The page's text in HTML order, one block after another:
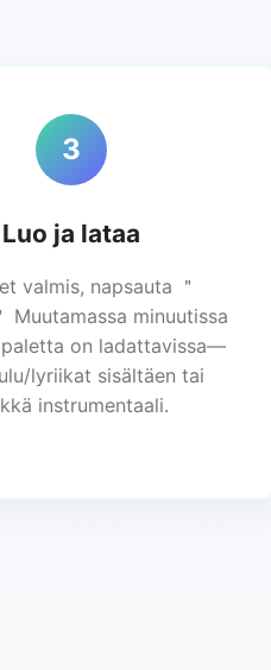
3
Luo ja lataa
valmis, napsauta ＂
Muutamassa minuutissa
on ladattavissa—
lyriikat sisältäen tai
instrumentaali.